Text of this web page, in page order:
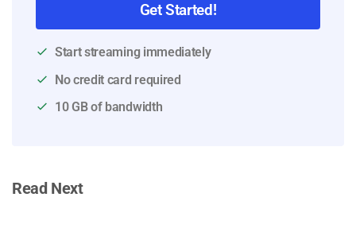
Get Started!
Start streaming immediately
No credit card required
10 GB of bandwidth
Read Next